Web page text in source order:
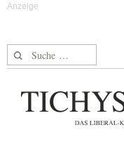
Suche nach: